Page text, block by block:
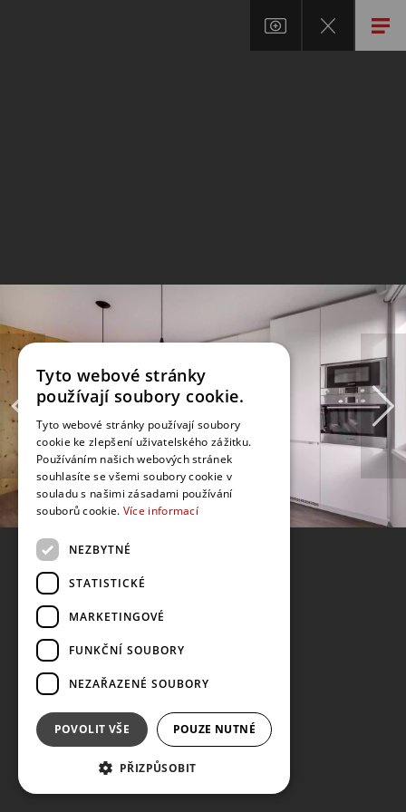
Tyto webové stránky
používají soubory cookie.
Tyto webové stránky používají soubory
cookie ke zlepšení uživatelského zážitku.
Používáním našich webových stránek
souhlasíte se všemi soubory cookie v
souladu s našimi zásadami používání
souborů cookie. Více informací
NEZBYTNÉ
STATISTICKÉ
MARKETINGOVÉ
FUNKČNÍ SOUBORY
NEZAŘAZENÉ SOUBORY
POVOLIT VŠE POUZE NUTNÉ
PŘIZPŮSOBIT